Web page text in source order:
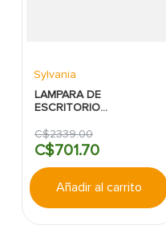
Sylvania
LAMPARA DE
ESCRITORIO
MULTIFUNCIONAL
SYLVANIA
C$2339.00
C$701.70
Añadir al carrito